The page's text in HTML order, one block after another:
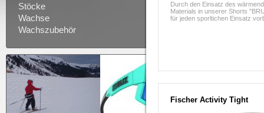
Stöcke
Wachse
Wachszubehör
Durch den Einsatz des
Materials in unserer Shorts
für jeden sporltichen Einsatz
Fischer Activity Tight